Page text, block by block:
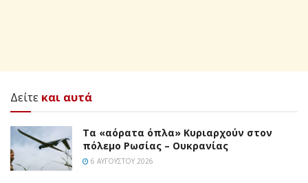
Δείτε και αυτά
Τα «αόρατα όπλα» Κυριαρχούν στον
πόλεμο Ρωσίας – Ουκρανίας
6 ΑΥΓΟΎΣΤΟΥ 2026